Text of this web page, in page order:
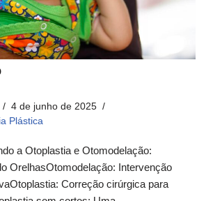
4 de junho de 2025
Plástica
a Otoplastia e Otomodelação:
OrelhasOtomodelação: Intervenção
Correção cirúrgica para